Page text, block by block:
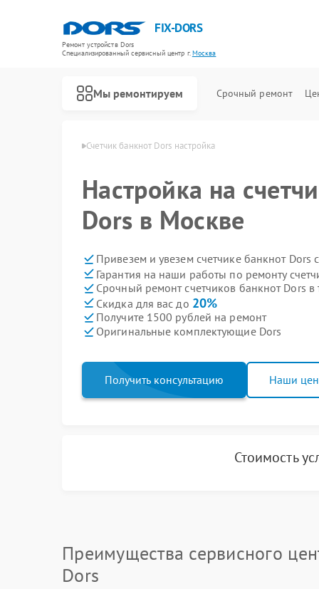
FIX-DORS
Ремонт устройств Dors
Специализированный cервисный центр г.Москва
Мы ремонтируем Срочный ремонт
Счетчик банкнот Dors настройка
Настройка на
Dors в Москве
Привезем и увезем счетчике банкнот Dors
Гарантия на наши работы по ремонту
Срочный ремонт счетчиков банкнот Dors в
Скидка для вас до 20%
Получите 1500 рублей на ремонт
Оригинальные комплектующие Dors
Получить консультацию Наши
Стоимость
Преимущества сервисного
Dors